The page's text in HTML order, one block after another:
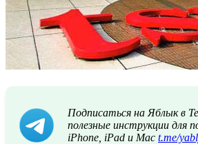
Подписаться на Яблык в
полезные инструкции для
iPhone, iPad и Mac t.me/